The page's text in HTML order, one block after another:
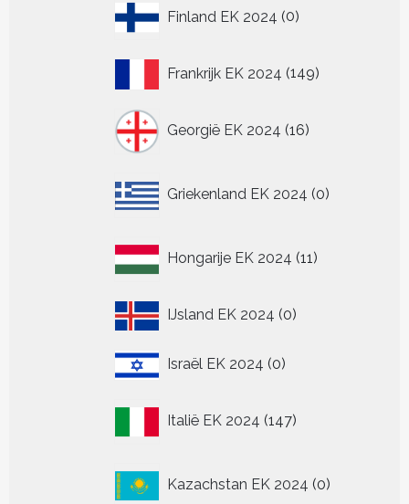
Finland EK 2024 0
producten
Frankrijk EK 2024 149149
Georgië EK 2024 16
producten
Griekenland EK 2024 0
producten
Hongarije EK 2024 11
producten
IJsland EK 2024 00
Israël EK 2024 00
Italië EK 2024 147
producten
Kazachstan EK 2024 0
producten